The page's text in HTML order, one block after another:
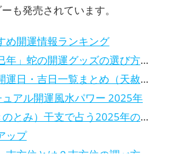
も発売されています。
め開運情報ランキング
開運グッズの選び方、意味と効果と活用法
吉日一覧まとめ（天赦日・一粒万倍日…）
アル開運風水パワー 2025年
干支で占う2025年の運勢は、どんな一年？
ップ
？吉方位の調べ方や吉報旅行先での過ごし方を解説